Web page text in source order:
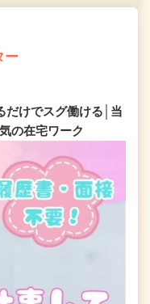
ー
だけでスグ働ける│当
の在宅ワーク